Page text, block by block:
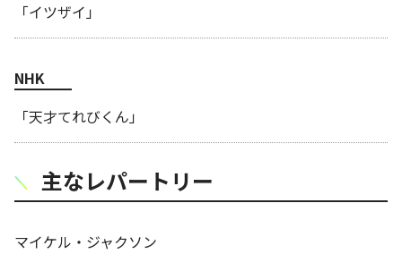
「イツザイ」
NHK
「天才てれびくん」
主なレパートリー
マイケル・ジャクソン